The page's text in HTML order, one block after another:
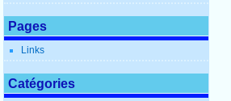
Pages
Links
Catégories